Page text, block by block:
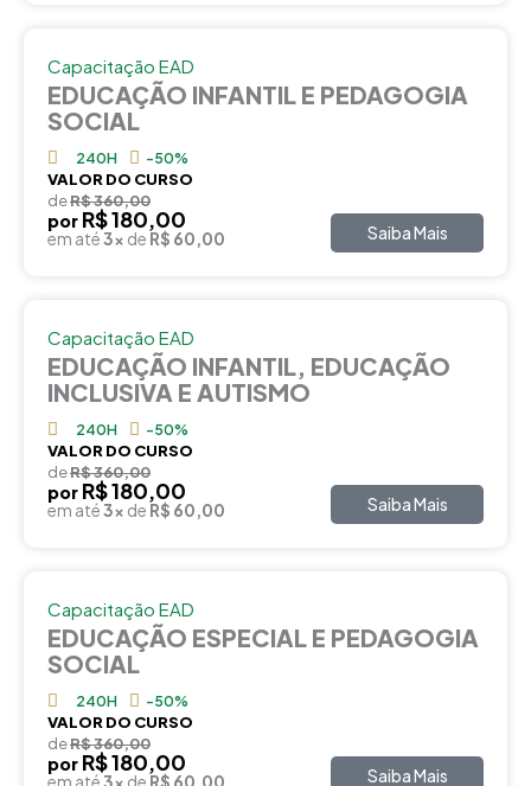
Capacitação EAD
EDUCAÇÃO INFANTIL E PEDAGOGIA
SOCIAL
240H -50%
VALOR DO CURSO
deR$ 360,00
por R$ 180,00
em até3x de R$ 60,00 Saiba Mais
Capacitação EAD
EDUCAÇÃO INFANTIL, EDUCAÇÃO
INCLUSIVA E AUTISMO
240H -50%
VALOR DO CURSO
deR$ 360,00
por R$ 180,00
em até3x de R$ 60,00 Saiba Mais
Capacitação EAD
EDUCAÇÃO ESPECIAL E PEDAGOGIA
SOCIAL
240H -50%
VALOR DO CURSO
deR$ 360,00
por R$ 180,00
em até3x de R$ 60,00 Saiba Mais